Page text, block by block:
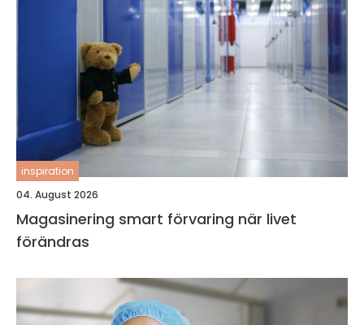
inspiration
04. August 2026
Magasinering smart förvaring när livet
förändras